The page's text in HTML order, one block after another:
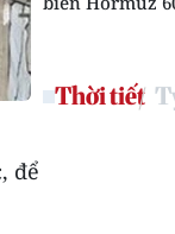
để
Thời tiết